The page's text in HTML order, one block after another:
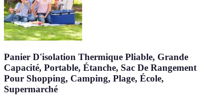
Panier D'isolation Thermique Pliable, Grande
Capacité, Portable, Étanche, Sac De Rangement
Pour Shopping, Camping, Plage, École,
Supermarché